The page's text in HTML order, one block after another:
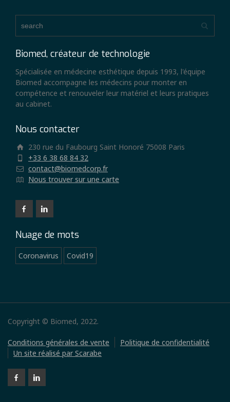
Biomed, créateur de technologie
Spécialisée en médecine esthétique depuis 1993, l'équipe
Biomed accompagne les médecins pour monter en
compétence et renouveler leur matériel et leurs pratiques
au cabinet.
Nous contacter
230 rue du Faubourg Saint Honoré 75008 Paris
+33 6 38 68 84 32
contact@biomedcorp.fr
Nous trouver sur une carte
Nuage de mots
Coronavirus Covid19
Copyright © Biomed, 2022.
Conditions générales de vente
Politique de confidentialité
Un site réalisé par Scarabe